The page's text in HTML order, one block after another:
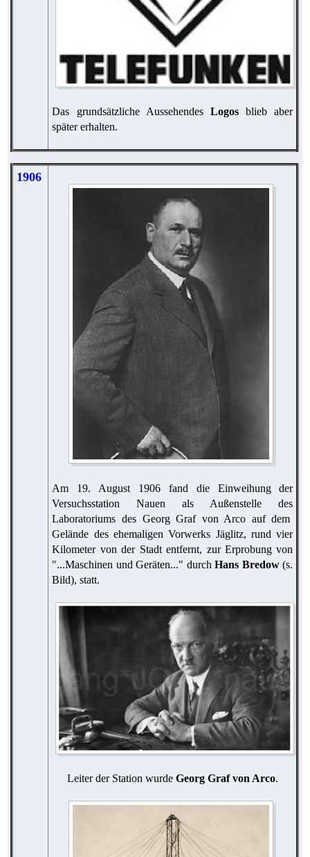
Das grundsätzliche AussehendesLogos blieb aber
später erhalten.
1906
Am 19. August 1906 fand die Einweihung der
Versuchsstation Nauen als Außenstelle des
Laboratoriums des Georg Graf von Arco auf dem
Gelände des ehemaligen Vorwerks Jäglitz, rund vier
Kilometer von der Stadt entfernt, zur Erprobung von
"...Maschinen und Geräten..." durchHans Bredow(s.
Bild), statt.
Leiter der Station wurde Georg Graf von Arco.